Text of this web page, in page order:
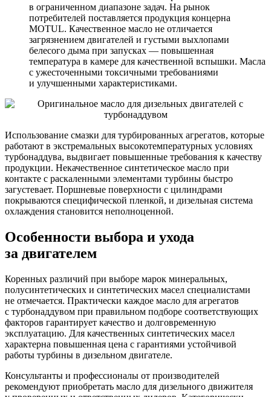
в ограниченном диапазоне задач. На рынок
потребителей поставляется продукция концерна
MOTUL. Качественное масло не отличается
загрязнением двигателей и густыми выхлопами
белесого дыма при запусках — повышенная
температура в камере для качественной вспышки. Масла
с ужесточенными токсичными требованиями
и улучшенными характеристиками.
Использование смазки для турбированных агрегатов, которые
работают в экстремальных высокотемпературных условиях
турбонаддува, выдвигает повышенные требования к качеству
продукции. Некачественное синтетическое масло при
контакте с раскаленными элементами турбины быстро
загустевает. Поршневые поверхности с цилиндрами
покрываются специфической пленкой, и дизельная система
охлаждения становится неполноценной.
Особенности выбора и ухода
за двигателем
Коренных различий при выборе марок минеральных,
полусинтетических и синтетических масел специалистами
не отмечается. Практически каждое масло для агрегатов
с турбонаддувом при правильном подборе соответствующих
факторов гарантирует качество и долговременную
эксплуатацию. Для качественных синтетических масел
характерна повышенная цена с гарантиями устойчивой
работы турбины в дизельном двигателе.
Консультанты и профессионалы от производителей
рекомендуют приобретать масло для дизельного движителя